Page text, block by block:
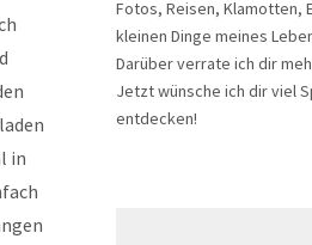
in
Fotos, Reisen, Klamotten,
kleinen Dinge meines
Darüber verrate ich dir
Jetzt wünsche ich dir viel
entdecken!